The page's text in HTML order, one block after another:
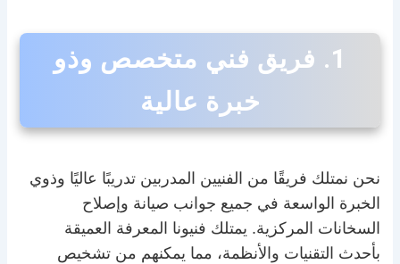
1. فريق فني متخصص وذو
خبرة عالية
نحن نمتلك فريقًا من الفنيين المدربين تدريبًا عاليًا وذوي
الخبرة الواسعة في جميع جوانب صيانة وإصلاح
السخانات المركزية. يمتلك فنيونا المعرفة العميقة
بأحدث التقنيات والأنظمة، مما يمكنهم من تشخيص